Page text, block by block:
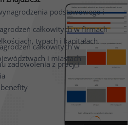
podstawowego i
całkowitych w firmach
typach i kapitałach
całkowitych w
i miastach
zadowolenia z pracy i